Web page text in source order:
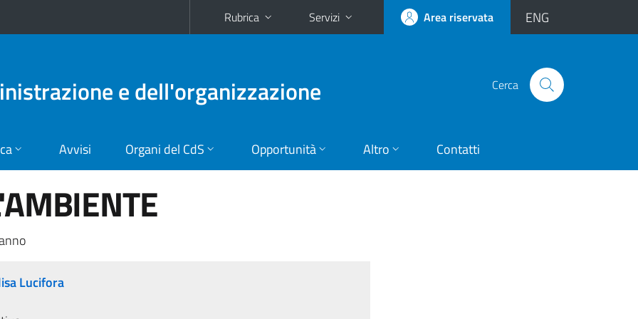
Rubrica Servizi Area riservata ENG
e dell'organizzazione Cerca
Avvisi Organi del CdS Opportunità Altro Contatti
Lucifora